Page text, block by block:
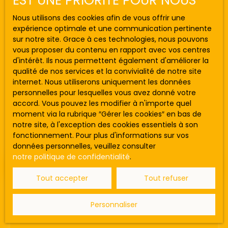
Budget max (€)
Surface min (m²)
Rechercher
470 000€
Appartement rénové
2pièces 32.3 m²
Arcachon 33120
ARCACHON, A DEUX PAS DU CENTRE ET EN PREMIERE
LIGNE DE LA PLAGE D'EYRAC, T2 EN FRONT DE MER
AVEC 35 M² DE TERRASSE. Maxime FILLEAU et
l'agence GAUTHIER IMMO BY EFFICITY vous
proposent en exclusivité cet appartement de type
2 entièrement refait avec gout, il dispose d'une
vue frontale et panoramique sur le bassin, jardinet
de 35 m², climatisé et vendu avec une place de
parking extérieure. Les informations sur les risques
Nous utilisons des cookies afin de vous offrir une
expérience optimale et une communication pertinente
sur notre site. Grace à ces technologies, nous pouvons
vous proposer du contenu en rapport avec vos centres
d'intérêt. Ils nous permettent également d'améliorer la
qualité de nos services et la convivialité de notre site
internet. Nous utiliserons uniquement les données
personnelles pour lesquelles vous avez donné votre
accord. Vous pouvez les modifier à n'importe quel
moment via la rubrique ″Gérer les cookies″ en bas de
notre site, à l'exception des cookies essentiels à son
fonctionnement. Pour plus d'informations sur vos
données personnelles, veuillez consulter
notre politique de confidentialité.
Tout accepter Tout refuser
Personnaliser